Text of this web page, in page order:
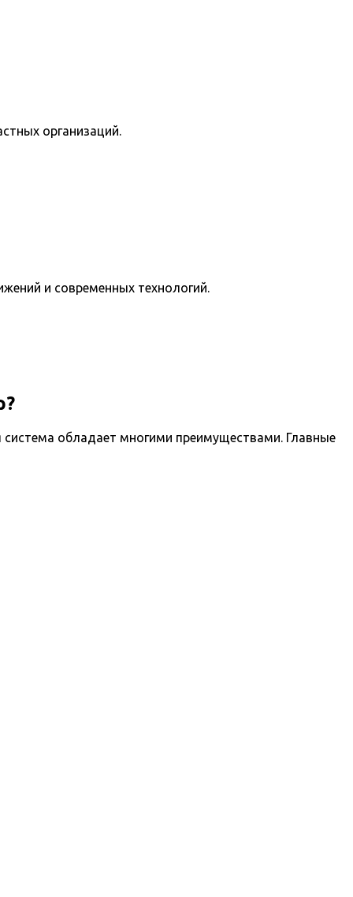
организаций.
и современных технологий.
обладает многими преимуществами. Главные